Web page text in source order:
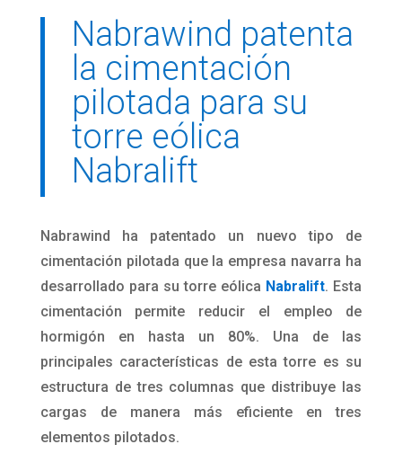
Nabrawind patenta
la cimentación
pilotada para su
torre eólica
Nabralift
Nabrawind ha patentado un nuevo tipo de
cimentación pilotada que la empresa navarra ha
desarrollado para su torre eólica Nabralift. Esta
cimentación permite reducir el empleo de
hormigón en hasta un 80%. Una de las
principales características de esta torre es su
estructura de tres columnas que distribuye las
cargas de manera más eficiente en tres
elementos pilotados.